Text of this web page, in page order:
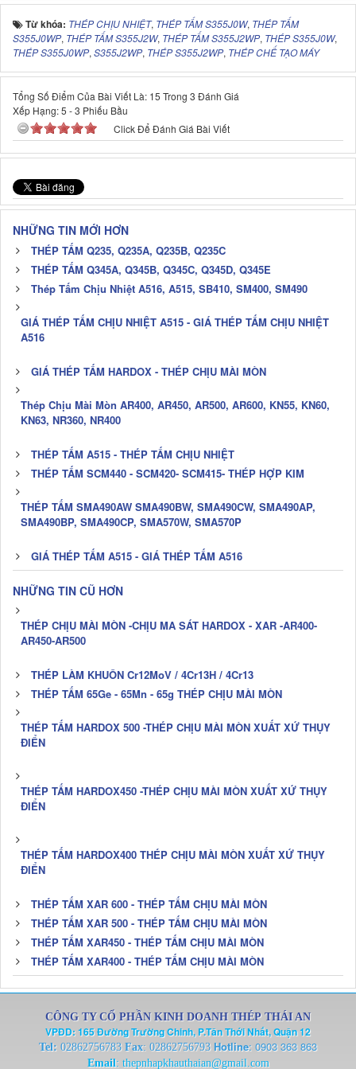
Từ khóa: THÉP CHỊU NHIỆT, THÉP TẤM S355J0W, THÉP TẤM
S355J0WP, THÉP TẤM S355J2W, THÉP TẤM S355J2WP, THÉP S355J0W,
THÉP S355J0WP, S355J2WP, THÉP S355J2WP, THÉP CHẾ TẠO MÁY
Tổng Số Điểm Của Bài Viết Là: 15 Trong 3 Đánh Giá
Xếp Hạng:5 -3 Phiếu Bầu
Click Để Đánh Giá Bài Viết
NHỮNG TIN MỚI HƠN
THÉP TẤM Q235, Q235A, Q235B, Q235C
THÉP TẤM Q345A, Q345B, Q345C, Q345D, Q345E
Thép Tấm Chịu Nhiệt A516, A515, SB410, SM400, SM490
GIÁ THÉP TẤM CHỊU NHIỆT A515 - GIÁ THÉP TẤM CHỊU NHIỆT
A516
GIÁ THÉP TẤM HARDOX - THÉP CHỊU MÀI MÒN
Thép Chịu Mài Mòn AR400, AR450, AR500, AR600, KN55, KN60,
KN63, NR360, NR400
THÉP TẤM A515 - THÉP TẤM CHỊU NHIỆT
THÉP TẤM SCM440 - SCM420- SCM415- THÉP HỢP KIM
THÉP TẤM SMA490AW SMA490BW, SMA490CW, SMA490AP,
SMA490BP, SMA490CP, SMA570W, SMA570P
GIÁ THÉP TẤM A515 - GIÁ THÉP TẤM A516
NHỮNG TIN CŨ HƠN
THÉP CHỊU MÀI MÒN -CHỊU MA SÁT HARDOX - XAR -AR400-
AR450-AR500
THÉP LÀM KHUÔN Cr12MoV / 4Cr13H / 4Cr13
THÉP TẤM 65Ge - 65Mn - 65g THÉP CHỊU MÀI MÒN
THÉP TẤM HARDOX 500 -THÉP CHỊU MÀI MÒN XUẤT XỨ THỤY
ĐIỂN
THÉP TẤM HARDOX450 -THÉP CHỊU MÀI MÒN XUẤT XỨ THỤY
ĐIỂN
THÉP TẤM HARDOX400 THÉP CHỊU MÀI MÒN XUẤT XỨ THỤY
ĐIỂN
THÉP TẤM XAR 600 - THÉP TẤM CHỊU MÀI MÒN
THÉP TẤM XAR 500 - THÉP TẤM CHỊU MÀI MÒN
THÉP TẤM XAR450 - THÉP TẤM CHỊU MÀI MÒN
THÉP TẤM XAR400 - THÉP TẤM CHỊU MÀI MÒN
CÔNG TY CỔ PHẦN KINH DOANH THÉP THÁI AN
VPĐD: 165 Đường Trường Chinh, P.Tân Thới Nhất, Quận 12
Tel: 02862756783 Fax: 02862756793 Hotline: 0903 363 863
Email: thepnhapkhauthaian@gmail.com